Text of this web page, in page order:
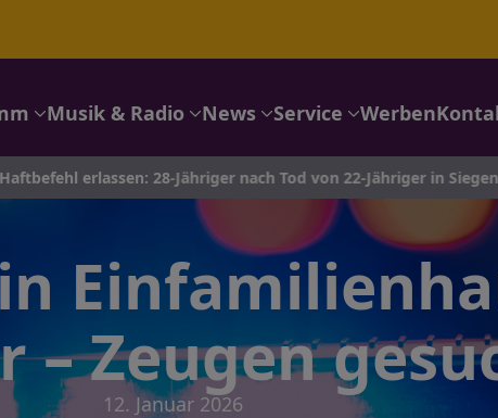
Musik & Radio News Service Werben
28-Jähriger nach Tod von 22-Jähriger in Siegen in U-Haft
– Zeugen
12. Januar 2026